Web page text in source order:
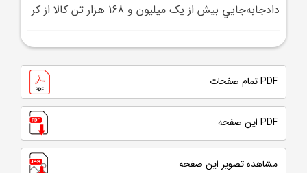
دادجابه‌جايي بيش از يک ميليون و 168 هزار تن کالا از کر
PDF تمام صفحات
PDF این صفحه
مشاهده تصویر این صفحه